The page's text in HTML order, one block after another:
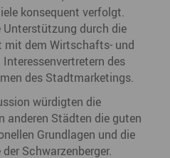
konsequent verfolgt.
durch die
mit dem Wirtschafts- und
des
des Stadtmarketings.
würdigten die
anderen Städten die guten
Grundlagen und die
Schwarzenberger.